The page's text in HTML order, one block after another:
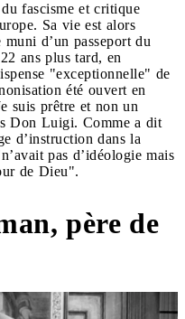
fascisme et critique
Sa vie est alors
d’un passeport du
ans plus tard, en
"exceptionnelle" de
été ouvert en
suis prêtre et non un
Don Luigi. Comme a dit
d’instruction dans la
pas d’idéologie mais
de Dieu".
père de